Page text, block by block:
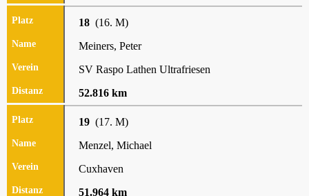
18 (16. M)
Meiners, Peter
SV Raspo Lathen Ultrafriesen
52.816 km
19 (17. M)
Menzel, Michael
Cuxhaven
51.964 km